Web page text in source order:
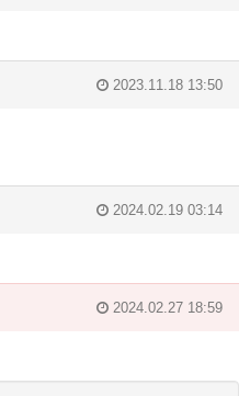
2023.11.18 13:50
2024.02.19 03:14
2024.02.27 18:59